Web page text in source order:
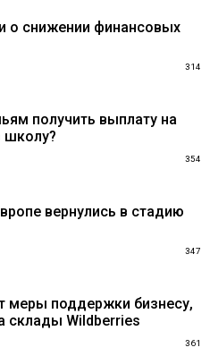
о снижении финансовых
314
получить выплату на
школу?
354
вернулись в стадию
347
меры поддержки бизнесу,
склады Wildberries
361